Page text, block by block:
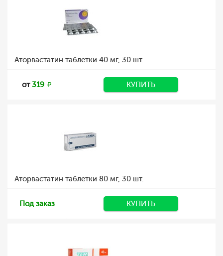
Аторвастатин таблетки 40 мг, 30 шт.
от319 КУПИТЬ
Аторвастатин таблетки 80 мг, 30 шт.
Под заказ КУПИТЬ